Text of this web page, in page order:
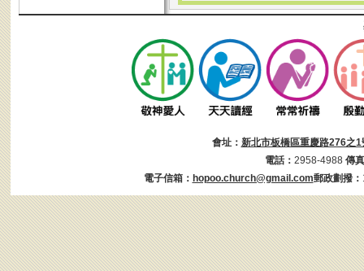
會址： 新北市板橋區重慶路276之1
電話： 2958-4988 傳
電子信箱： hopoo.church@gmail.com郵政劃撥：